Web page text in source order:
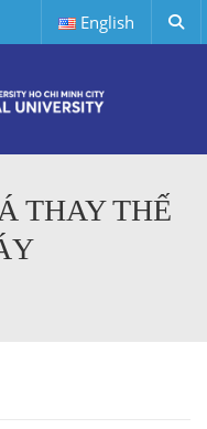
English
THAY THẾ